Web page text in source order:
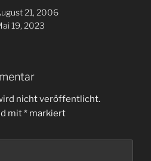
21, 2006
19, 2023
nicht veröffentlicht.
mit* markiert